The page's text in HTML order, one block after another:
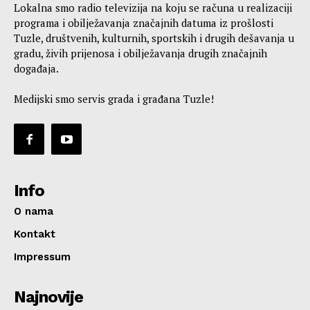
Lokalna smo radio televizija na koju se računa u realizaciji
programa i obilježavanja značajnih datuma iz prošlosti
Tuzle, društvenih, kulturnih, sportskih i drugih dešavanja u
gradu, živih prijenosa i obilježavanja drugih značajnih
događaja.
Medijski smo servis grada i građana Tuzle!
Info
O nama
Kontakt
Impressum
Najnovije